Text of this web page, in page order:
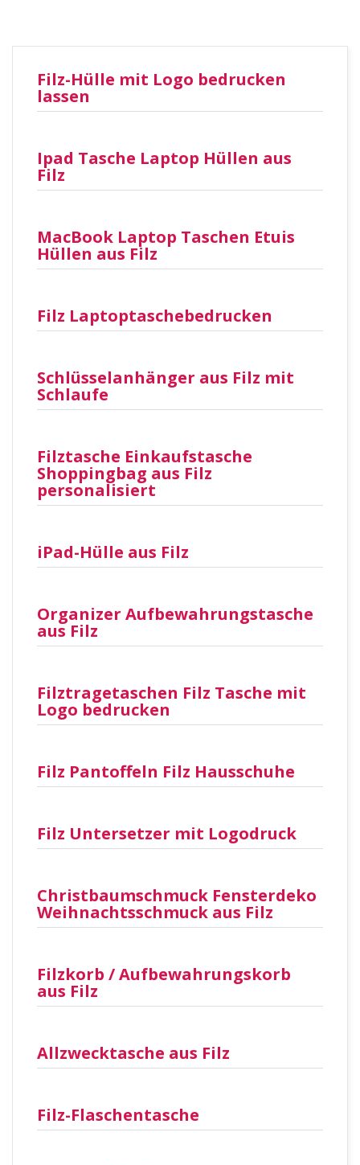
Filz-Hülle mit Logo bedrucken
lassen
Ipad Tasche Laptop Hüllen aus
Filz
MacBook Laptop Taschen Etuis
Hüllen aus Filz
Filz Laptoptaschebedrucken
Schlüsselanhänger aus Filz mit
Schlaufe
Filztasche Einkaufstasche
Shoppingbag aus Filz
personalisiert
iPad-Hülle aus Filz
Organizer Aufbewahrungstasche
aus Filz
Filztragetaschen Filz Tasche mit
Logo bedrucken
Filz Pantoffeln Filz Hausschuhe
Filz Untersetzer mit Logodruck
Christbaumschmuck Fensterdeko
Weihnachtsschmuck aus Filz
Filzkorb / Aufbewahrungskorb
aus Filz
Allzwecktasche aus Filz
Filz-Flaschentasche